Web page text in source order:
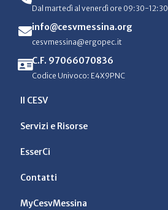
Dal martedì al venerdì ore 09:30-12:30
info@cesvmessina.org
cesvmessina@ergopec.it
C.F. 97066070836
Codice Univoco: E4X9PNC
Il CESV
Servizi e Risorse
EsserCi
Contatti
MyCesvMessina